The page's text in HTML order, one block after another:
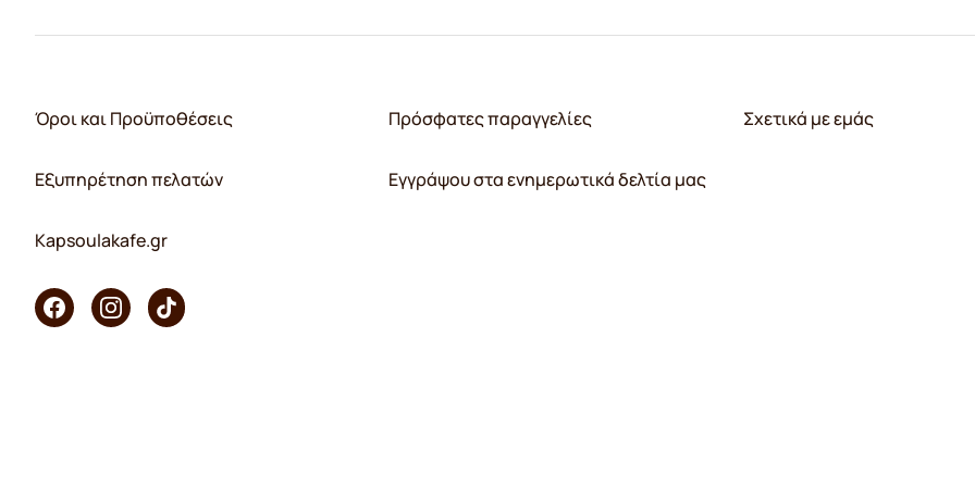
Όροι και Προϋποθέσεις
Εξυπηρέτηση πελατών
Kapsoulakafe.gr
Πρόσφατες παραγγελίες
Εγγράψου στα ενημερωτικά δελτία μας
Σχετικά με εμάς